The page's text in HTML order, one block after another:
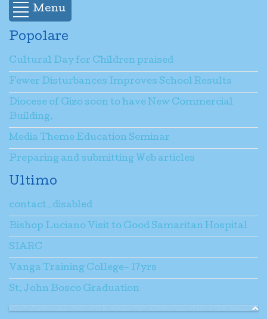
Menu
Popolare
Cultural Day for Children praised
Fewer Disturbances Improves School Results
Diocese of Gizo soon to have New Commercial
Building.
Media Theme Education Seminar
Preparing and submitting Web articles
Ultimo
contact_disabled
Bishop Luciano Visit to Good Samaritan Hospital
SIARC
Vanga Training College- 17yrs
St. John Bosco Graduation